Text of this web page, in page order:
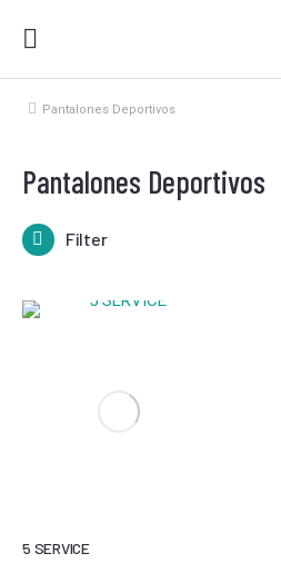
Pantalones Deportivos
Filter
Estás aquí:
Pantalones Deportivos
5 SERVICE